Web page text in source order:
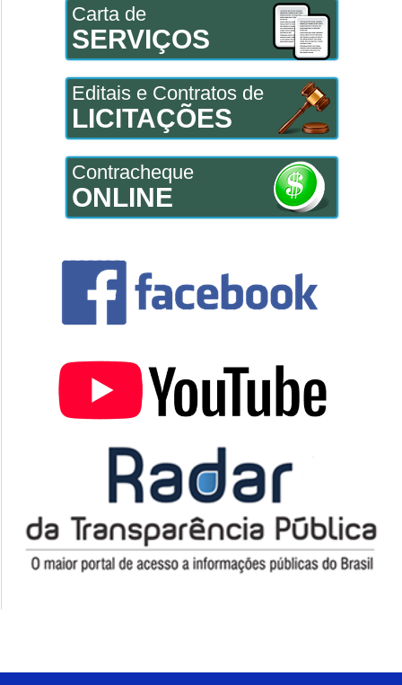
Carta de
SERVIÇOS
Editais e Contratos de
LICITAÇÕES
Contracheque
ONLINE